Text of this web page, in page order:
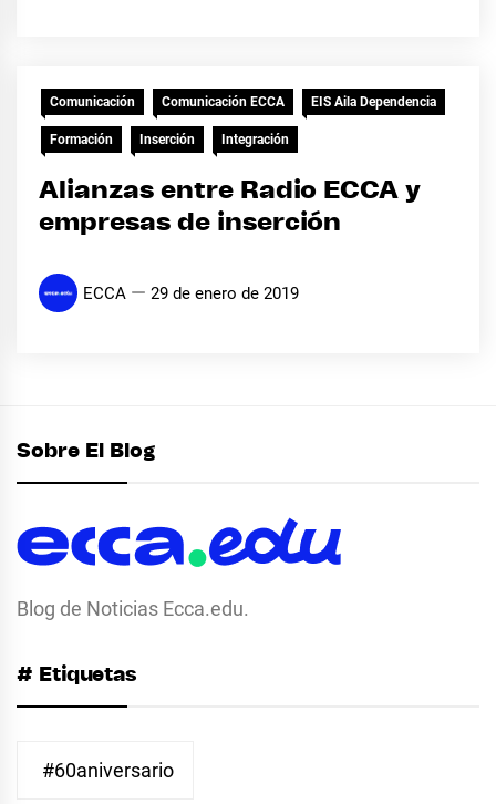
Comunicación Comunicación ECCA EIS Aila Dependencia
Formación Inserción Integración
Alianzas entre Radio ECCA y
empresas de inserción
ECCA 29 de enero de 2019
Sobre El Blog
Blog de Noticias Ecca.edu.
# Etiquetas
#60aniversario